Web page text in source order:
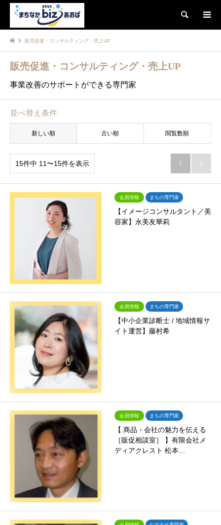
検索
販売促進・コンサルティング・売上UP
販売促進・コンサルティング・売上UP
事業改善のサポートができる専門家
並べ替え条件
新しい順 古い順 閲覧数順
15件中 11〜15件を表示  
会員情報 まちの専門家
【イメージコンサルタント／美
容家】永美友華莉
会員情報 まちの専門家
【中小企業診断士 / 地域情報サ
イト運営】藤村希
会員情報 まちの専門家
【 商品・会社の魅力を伝える
［販促相談室］ 】有限会社メ
ディアクレスト 松本…